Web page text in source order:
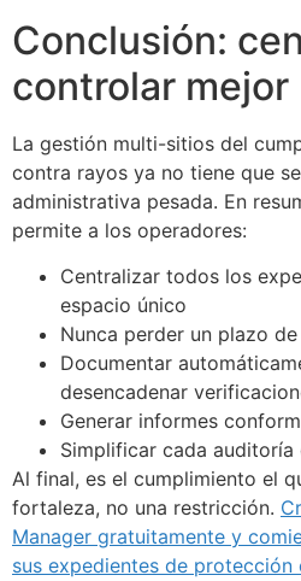
Conclusión:
controlar mejor
La gestión multi-sitios del
contra rayos ya no tiene que
administrativa pesada. En
permite a los operadores:
Centralizar todos los
espacio único
Nunca perder un plazo
Documentar
desencadenar
Generar informes
Simplificar cada auditoría
Al final, es el cumplimiento el
fortaleza, no una restricción.
Manager gratuitamente y
sus expedientes de protección